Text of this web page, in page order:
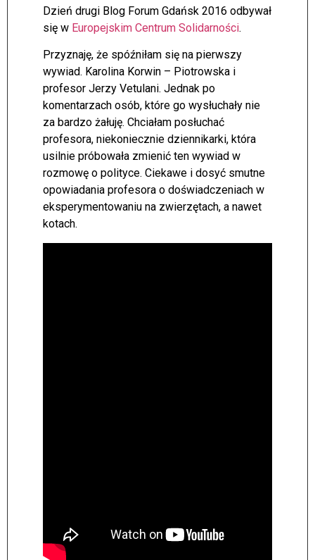
Dzień drugi Blog Forum Gdańsk 2016 odbywał
się w Europejskim Centrum Solidarności.
Przyznaję, że spóźniłam się na pierwszy
wywiad. Karolina Korwin – Piotrowska i
profesor Jerzy Vetulani. Jednak po
komentarzach osób, które go wysłuchały nie
za bardzo żałuję. Chciałam posłuchać
profesora, niekoniecznie dziennikarki, która
usilnie próbowała zmienić ten wywiad w
rozmowę o polityce. Ciekawe i dosyć smutne
opowiadania profesora o doświadczeniach w
eksperymentowaniu na zwierzętach, a nawet
kotach.